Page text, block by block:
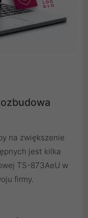
na zwiększenie
jest kilka
TS-873AeU w
firmy.